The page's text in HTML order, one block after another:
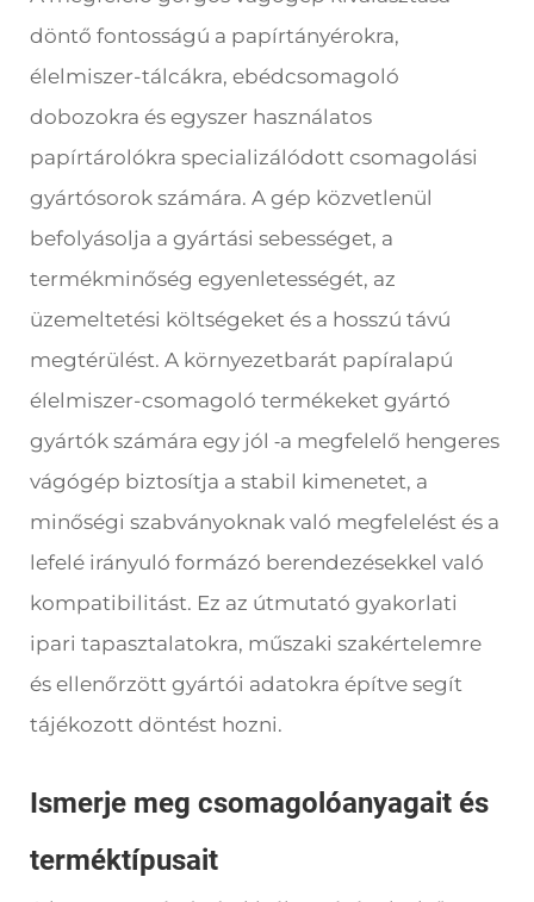
döntő fontosságú a papírtányérokra,
élelmiszer-tálcákra, ebédcsomagoló
dobozokra és egyszer használatos
papírtárolókra specializálódott csomagolási
gyártósorok számára. A gép közvetlenül
befolyásolja a gyártási sebességet, a
termékminőség egyenletességét, az
üzemeltetési költségeket és a hosszú távú
megtérülést. A környezetbarát papíralapú
élelmiszer-csomagoló termékeket gyártó
gyártók számára egy jól -a megfelelő hengeres
vágógép biztosítja a stabil kimenetet, a
minőségi szabványoknak való megfelelést és a
lefelé irányuló formázó berendezésekkel való
kompatibilitást. Ez az útmutató gyakorlati
ipari tapasztalatokra, műszaki szakértelemre
és ellenőrzött gyártói adatokra építve segít
tájékozott döntést hozni.
Ismerje meg csomagolóanyagait és
terméktípusait